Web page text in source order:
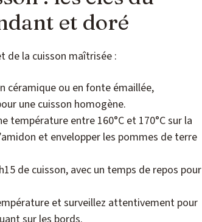
et doré
de la cuisson maîtrisée :
céramique ou en fonte émaillée,
une cuisson homogène.
température entre 160°C et 170°C sur la
et envelopper les pommes de terre
de cuisson, avec un temps de repos pour
et surveillez attentivement pour